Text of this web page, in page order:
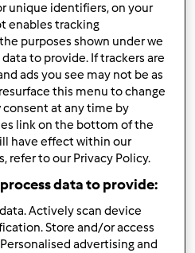
2 | Última entrada
unique identifiers, on your
enables tracking
purposes shown under we
to provide. If trackers are
ads you see may not be as
this menu to change
at any time by
link on the bottom of the
have effect within our
refer to our Privacy Policy.
data to provide:
Actively scan device
Store and/or access
advertising and